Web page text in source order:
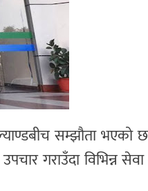
सम्झौता भएको
गराउँदा विभिन्न